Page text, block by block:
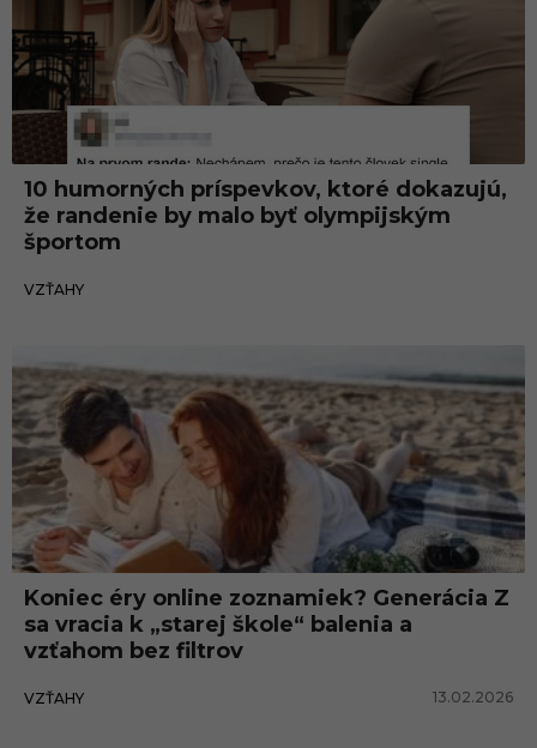
10 humorných príspevkov, ktoré dokazujú,
že randenie by malo byť olympijským
športom
VZŤAHY
Koniec éry online zoznamiek? Generácia Z
sa vracia k „starej škole“ balenia a
vzťahom bez filtrov
VZŤAHY 13.02.2026